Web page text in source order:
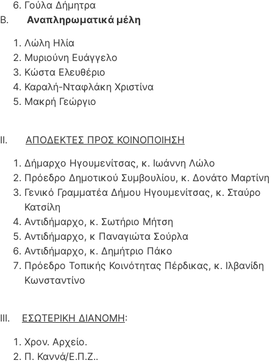
Γούλα Δήμητρα
Β. Αναπληρωματικά μέλη
Λώλη Ηλία
Μυριούνη Ευάγγελο
Κώστα Ελευθέριο
Καραλή-Νταφλάκη Χριστίνα
Μακρή Γεώργιο
ΙΙ. ΑΠΟΔΕΚΤΕΣ ΠΡΟΣ ΚΟΙΝΟΠΟΙΗΣΗ
Δήμαρχο Ηγουμενίτσας, κ. Ιωάννη Λώλο
Πρόεδρο Δημοτικού Συμβουλίου, κ. Δονάτο Μαρτίνη
Γενικό Γραμματέα Δήμου Ηγουμενίτσας, κ. Σταύρο
Κατσίλη
Αντιδήμαρχο, κ. Σωτήριο Μήτση
Αντιδήμαρχο, κ Παναγιώτα Σούρλα
Αντιδήμαρχο, κ. Δημήτριο Πάκο
Πρόεδρο Τοπικής Κοινότητας Πέρδικας, κ. Ιλβανίδη
Κωνσταντίνο
ΙΙΙ. ΕΣΩΤΕΡΙΚΗ ΔΙΑΝΟΜΗ:
Χρον. Αρχείο.
Π. Καννά/Ε.Π.Ζ..